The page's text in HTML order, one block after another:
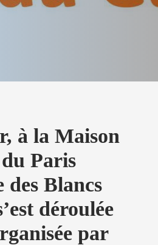
à la Maison
Paris
Blancs
déroulée
par